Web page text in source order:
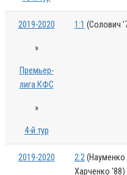
2019-2020
»
Премьер-
лига КФС
»
4-й тур
1:1 (Солович
2019-2020 2:2(Науменко
Харченко '88)